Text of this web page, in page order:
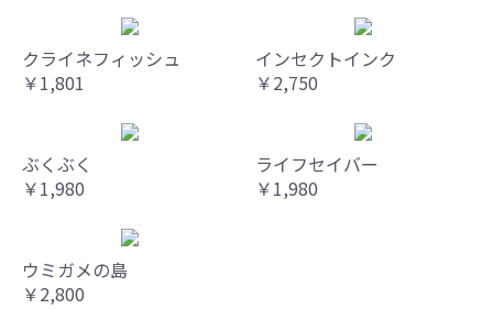
クライネフィッシュ
￥1,801
インセクトインク
￥2,750
ぶくぶく
￥1,980
ライフセイバー
￥1,980
ウミガメの島
￥2,800